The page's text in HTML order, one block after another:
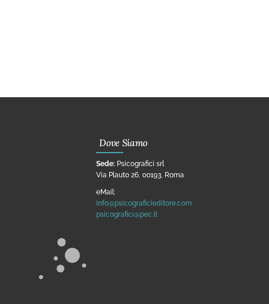
Dove Siamo
Sede: Psicografici srl
Via Plauto 26, 00193, Roma
eMail:
info@psicograficieditore.com
psicografici@pec.it